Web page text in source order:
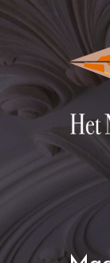
Doorgaan
naar